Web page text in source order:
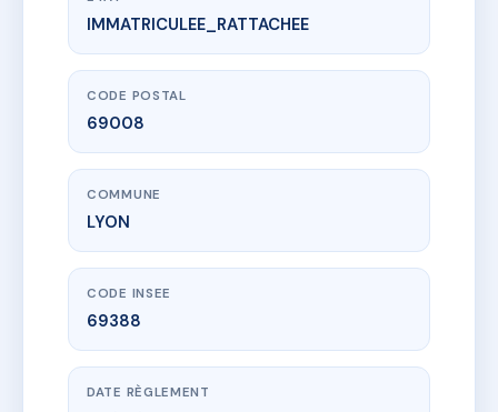
www.vme.plus/AC6779060
4 AV. DES FRERES LUMIERE
4 av des freres lumiere
IMMATRICULEE_RATTACHEE
CODE POSTAL
69008
COMMUNE
LYON
CODE INSEE
69388
DATE RÈGLEMENT